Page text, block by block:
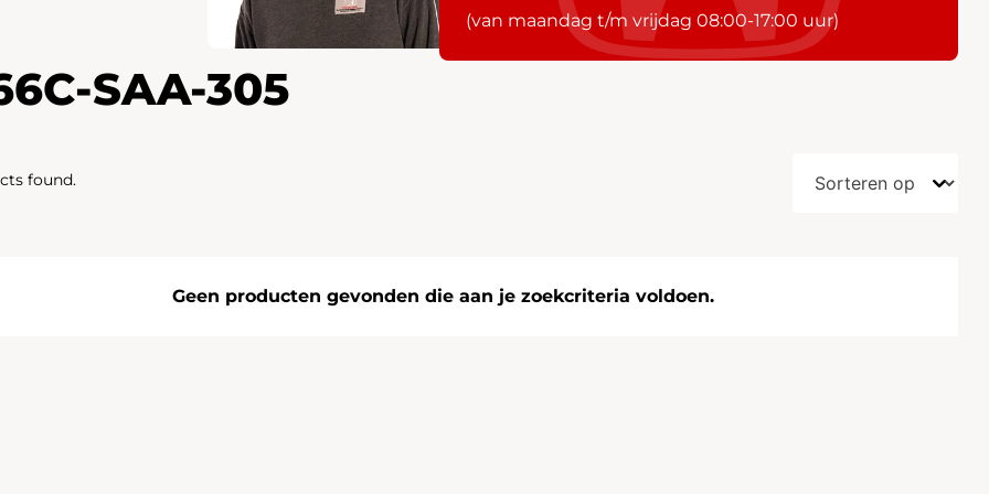
(van maandag t/m vrijdag 08:00-17:00 uur)
SAA-305
found.
Geen producten gevonden die aan je zoekcriteria voldoen.